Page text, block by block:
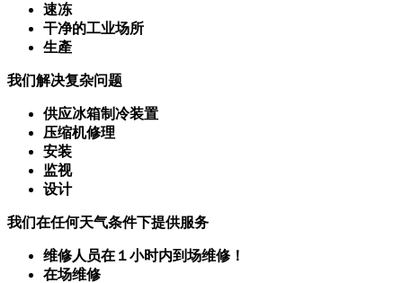
速冻
干净的工业场所
生產
我们解决复杂问题
供应冰箱制冷装置
压缩机修理
安装
监视
设计
我们在任何天气条件下提供服务
维修人员在１小时内到场维修！
在场维修